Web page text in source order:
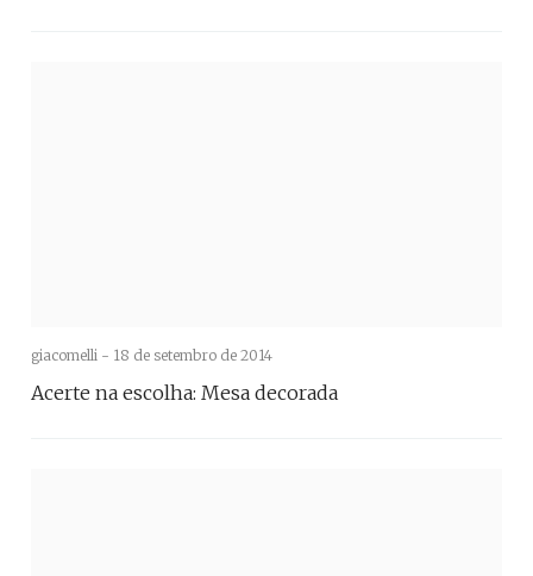
giacomelli - 18 de setembro de 2014
Acerte na escolha: Mesa decorada